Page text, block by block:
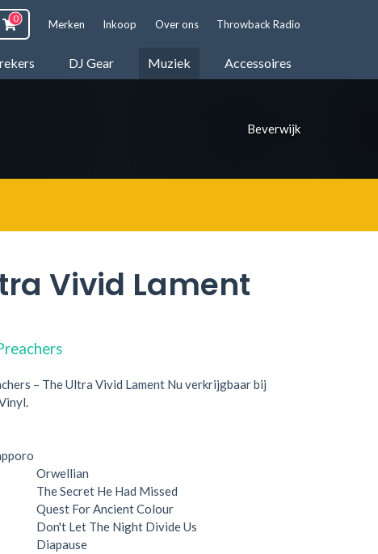
DJ Gear Muziek Accessoires
Merken Inkoop Over ons Throwback Radio
Beverwijk
Vivid Lament
– The Ultra Vivid Lament Nu verkrijgbaar bij
Orwellian
The Secret He Had Missed
Quest For Ancient Colour
Don't Let The Night Divide Us
Diapause